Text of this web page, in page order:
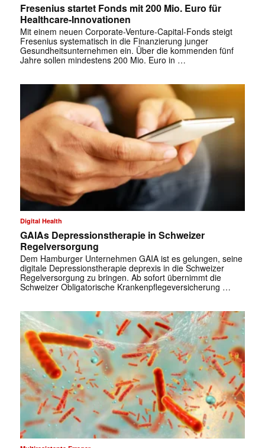
Fresenius startet Fonds mit 200 Mio. Euro für
Healthcare-Innovationen
Mit einem neuen Corporate-Venture-Capital-Fonds steigt
Fresenius systematisch in die Finanzierung junger
Gesundheitsunternehmen ein. Über die kommenden fünf
Jahre sollen mindestens 200 Mio. Euro in …
Digital Health
GAIAs Depressionstherapie in Schweizer
Regelversorgung
Dem Hamburger Unternehmen GAIA ist es gelungen, seine
digitale Depressionstherapie deprexis in die Schweizer
Regelversorgung zu bringen. Ab sofort übernimmt die
Schweizer Obligatorische Krankenpflegeversicherung …